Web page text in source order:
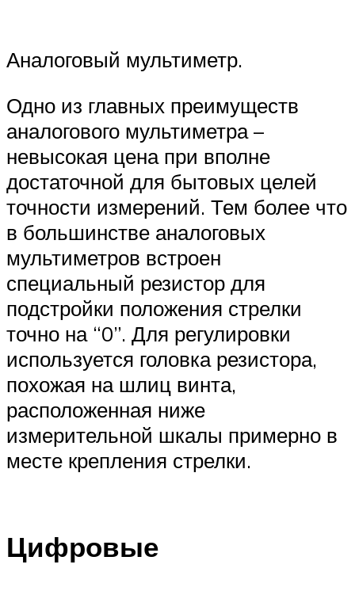
Аналоговый мультиметр.
Одно из главных преимуществ
аналогового мультиметра –
невысокая цена при вполне
достаточной для бытовых целей
точности измерений. Тем более что
в большинстве аналоговых
мультиметров встроен
специальный резистор для
подстройки положения стрелки
точно на “0”. Для регулировки
используется головка резистора,
похожая на шлиц винта,
расположенная ниже
измерительной шкалы примерно в
месте крепления стрелки.
Цифровые